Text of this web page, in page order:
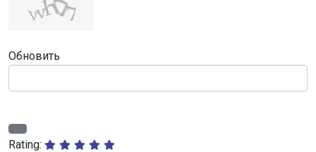
Обновить
Rating: